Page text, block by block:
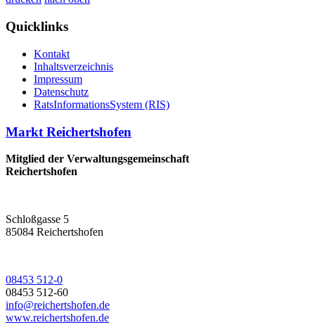
Quicklinks
Kontakt
Inhaltsverzeichnis
Impressum
Datenschutz
RatsInformationsSystem (RIS)
Markt Reichertshofen
Mitglied der Verwaltungsgemeinschaft
Reichertshofen
Schloßgasse 5
85084 Reichertshofen
08453 512-0
08453 512-60
info@reichertshofen.de
www.reichertshofen.de